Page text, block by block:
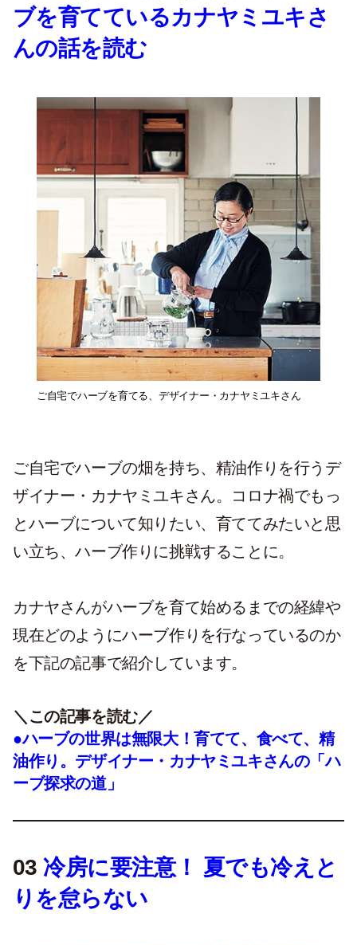
ブを育てているカナヤミユキさ
んの話を読む
ご自宅でハーブを育てる、デザイナー・カナヤミユキさん
ご自宅でハーブの畑を持ち、精油作りを行うデ
ザイナー・カナヤミユキさん。コロナ禍でもっ
とハーブについて知りたい、育ててみたいと思
い立ち、ハーブ作りに挑戦することに。
カナヤさんがハーブを育て始めるまでの経緯や
現在どのようにハーブ作りを行なっているのか
を下記の記事で紹介しています。
＼この記事を読む／
●ハーブの世界は無限大！育てて、食べて、精
油作り。デザイナー・カナヤミユキさんの「ハ
ーブ探求の道」
03冷房に要注意！ 夏でも冷えと
りを怠らない